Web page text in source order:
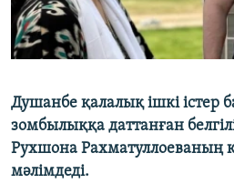
Душанбе қалалық ішкі істер
зомбылыққа даттанған
Рухшона Рахматуллоеваның
мәлімдеді.